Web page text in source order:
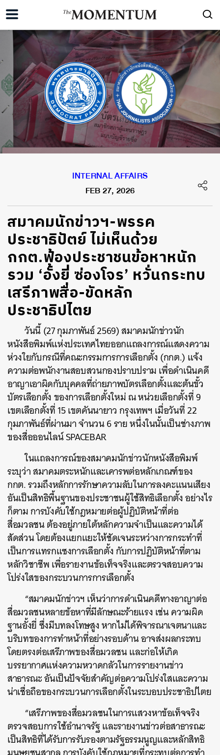
INTERNAL AFFAIRS
FEB 27, 2026
สมาคมนักข่าวฯ-พรรค
ประชาธิปัตย์ ไม่เห็นด้วย
กกต.ฟ้องประชาชนข้อหาหนัก
รวม ‘อั้งยี่ ซ่องโจร’ หวั่นกระทบ
เสรีภาพสื่อ-ขัดหลัก
ประชาธิปไตย
วันนี้ (27 กุมภาพันธ์ 2569) สมาคมนักข่าวนัก
หนังสือพิมพ์แห่งประเทศไทยออกแถลงการณ์แสดงความ
ห่วงใยกับกรณีที่คณะกรรมการการเลือกตั้ง (กกต.) แจ้ง
ความต่อพนักงานสอบสวนกองปราบปราม เพื่อดำเนินคดี
อาญาเอาผิดกับบุคคลที่ถ่ายภาพบัตรเลือกตั้งและต้นขั้ว
บัตรเลือกตั้ง ของการเลือกตั้งใหม่ ณ หน่วยเลือกตั้งที่ 9
เขตเลือกตั้งที่ 15 เขตคันนายาว กรุงเทพฯ เมื่อวันที่ 22
กุมภาพันธ์ที่ผ่านมา จำนวน 6 ราย หนึ่งในนั้นเป็นช่างภาพ
ของสื่อออนไลน์ SPACEBAR
ในแถลงการณ์ของสมาคมนักข่าวนักหนังสือพิมพ์
ระบุว่า สมาคมตระหนักและเคารพต่อหลักเกณฑ์ของ
กกต. รวมถึงหลักการรักษาความลับในการลงคะแนนเสียง
อันเป็นสิทธิพื้นฐานของประชาชนผู้ใช้สิทธิเลือกตั้ง อย่างไร
ก็ตาม การบังคับใช้กฎหมายต่อผู้ปฏิบัติหน้าที่ต่อ
สื่อมวลชน ต้องอยู่ภายใต้หลักความจำเป็นและความได้
สัดส่วน โดยต้องแยกแยะให้ชัดเจนระหว่างการกระทำที่
เป็นการแทรกแซงการเลือกตั้ง กับการปฏิบัติหน้าที่ตาม
หลักวิชาชีพ เพื่อรายงานข้อเท็จจริงและตรวจสอบความ
โปร่งใสของกระบวนการการเลือกตั้ง
“สมาคมนักข่าวฯ เห็นว่าการดำเนินคดีทางอาญาต่อ
สื่อมวลชนหลายข้อหาที่มีลักษณะร้ายแรง เช่น ความผิด
ฐานอั้งยี่ ซึ่งมีบทลงโทษสูง หากไม่ได้พิจารณาเจตนาและ
บริบทของการทำหน้าที่อย่างรอบด้าน อาจส่งผลกระทบ
โดยตรงต่อเสรีภาพของสื่อมวลชน และก่อให้เกิด
บรรยากาศแห่งความหวาดกลัวในการรายงานข่าว
สาธารณะ อันเป็นปัจจัยสำคัญต่อความโปร่งใสและความ
น่าเชื่อถือของกระบวนการเลือกตั้งในระบอบประชาธิปไตย
“เสรีภาพของสื่อมวลชนในการแสวงหาข้อเท็จจริง
ตรวจสอบการใช้อำนาจรัฐ และรายงานข่าวต่อสาธารณะ
เป็นสิทธิที่ได้รับการรับรองตามรัฐธรรมนูญและหลักสิทธิ